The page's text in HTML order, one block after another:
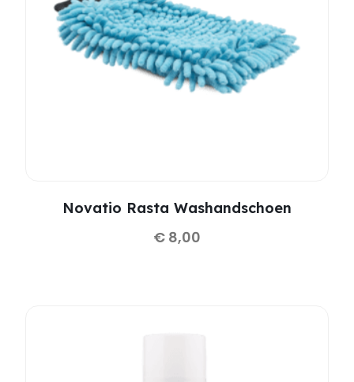
Novatio Rasta Washandschoen
€ 8,00